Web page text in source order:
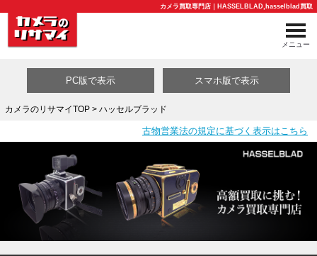
カメラ買取専門店｜HASSELBLAD,hasselblad買取
メニュー
買取カテゴリ一覧
PC版で表示 スマホ版で表示
カメラのリサマイTOP> ハッセルブラッド
古物営業法の規定に基づく表示はこちら